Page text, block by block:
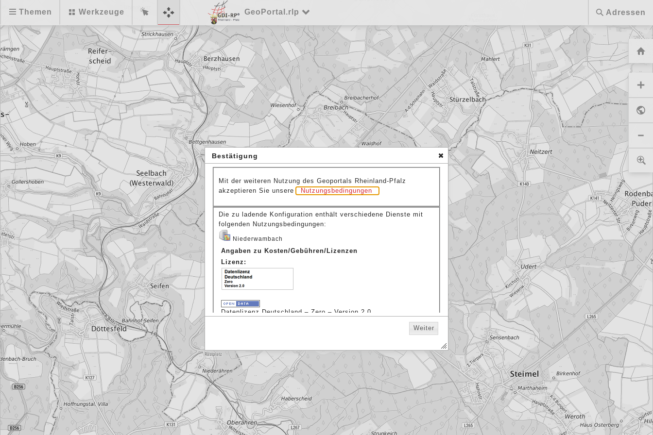
Themen Werkzeuge GeoPortal.rlp Adressen
Bestätigung
Mit der weiteren Nutzung des Geoportals Rheinland-Pfalz
akzeptieren Sie unsere
Nutzungsbedingungen
Die zu ladende Konfiguration enthält verschiedene Dienste mit
folgenden Nutzungsbedingungen:
Niederwambach
Angaben zu Kosten/Gebühren/Lizenzen
Lizenz:
Datenlizenz Deutschland – Zero – Version 2.0
Es gelten keine Zugriffsbeschränkungen
Angaben zu Kosten/Gebühren/Lizenzen
Lizenz:
Weiter